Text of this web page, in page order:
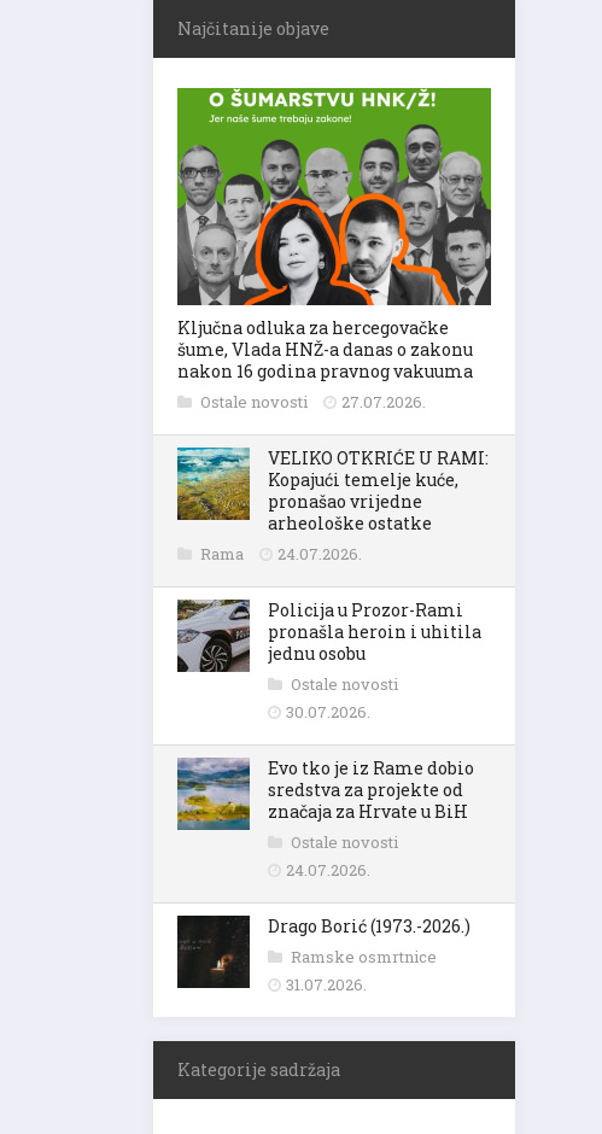
Najčitanije objave
Ključna odluka za hercegovačke
šume, Vlada HNŽ-a danas o zakonu
nakon 16 godina pravnog vakuuma
Ostale novosti 27.07.2026.
VELIKO OTKRIĆE U RAMI:
Kopajući temelje kuće,
pronašao vrijedne
arheološke ostatke
Rama 24.07.2026.
Policija u Prozor-Rami
pronašla heroin i uhitila
jednu osobu
Ostale novosti
30.07.2026.
Evo tko je iz Rame dobio
sredstva za projekte od
značaja za Hrvate u BiH
Ostale novosti
24.07.2026.
Drago Borić (1973.-2026.)
Ramske osmrtnice
31.07.2026.
Kategorije sadržaja